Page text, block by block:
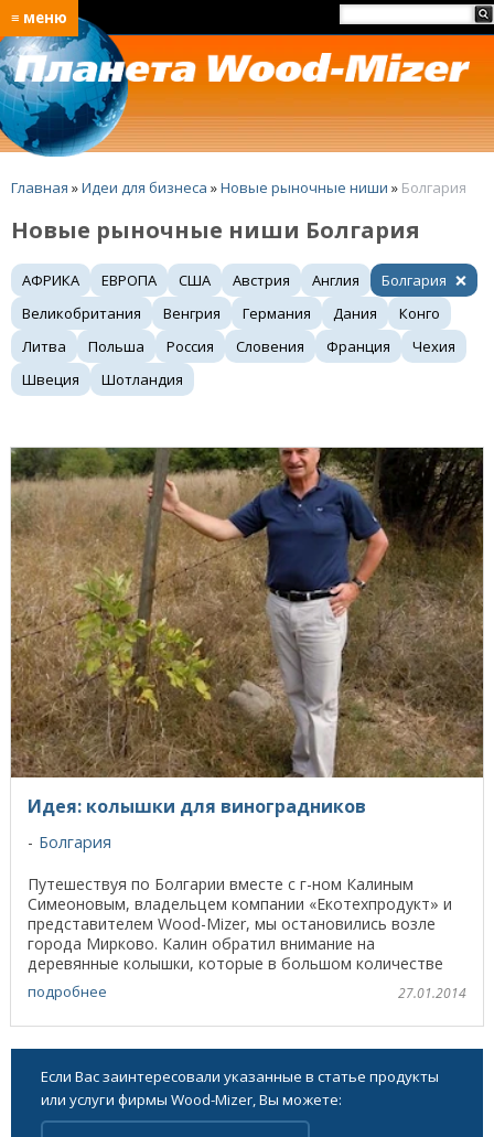
≡ меню
Главная »Идеи для бизнеса »Новые рыночные ниши » Болгария
Новые рыночные ниши Болгария
АФРИКА ЕВРОПА США Австрия Англия
Болгария
Великобритания
Венгрия Германия Дания
Конго
Литва
Польша Россия Словения Франция
Чехия
Швеция
Шотландия
Идея: колышки для виноградников
Болгария
Путешествуя по Болгарии вместе с г-ном Калиным
Симеоновым, владельцем компании «Екотехпродукт» и
представителем Wood-Mizer, мы остановились возле
города Мирково. Калин обратил внимание на
деревянные колышки, которые в большом количестве
стоят в ...
подробнее 27.01.2014
Если Вас заинтересовали указанные в статье продукты
или услуги фирмы Wood-Mizer, Вы можете: